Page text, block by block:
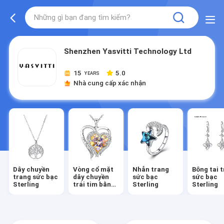
Shenzhen Yasvitti Technology Ltd
15 YEARS
5.0
Nhà cung cấp xác nhận
Dây chuyền
trang sức bạc
Sterling
Vòng cổ mặt
dây chuyền
trái tim bằng
Nhẫn trang
sức bạc
Sterling
Bông tai
sức bạc
Sterling